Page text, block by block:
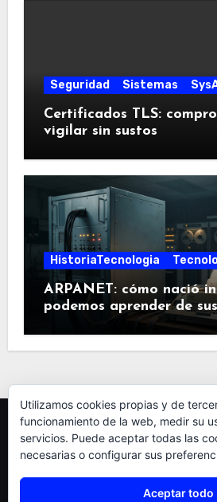
Seguridad Sistemas
Certificados TLS:
vigilar sin sustos
HistoriaTecnologia
ARPANET: cómo nació
podemos aprender de
Utilizamos cookies propias y de
funcionamiento de la web, medir su
servicios. Puede aceptar todas las
necesarias o configurar sus
Aceptar todo